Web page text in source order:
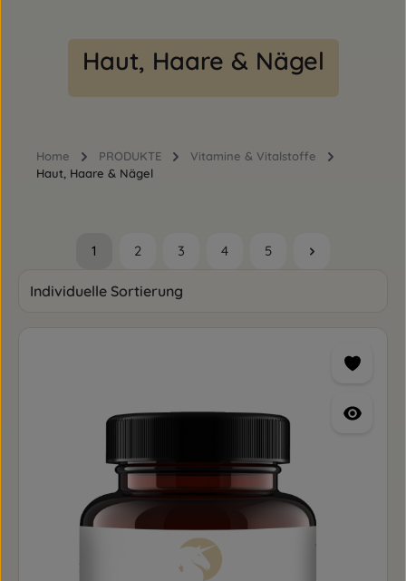
Haut, Haare & Nägel
Home PRODUKTE
Vitamine & Vitalstoffe
Haut, Haare & Nägel
Seite
1 Seite
2 Seite
3 Seite
4 Seite
5